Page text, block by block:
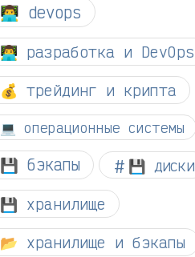
👨‍💻 devops
👨‍💻 разработка и DevOps
💰 трейдинг и крипта
💻 операционные системы
💾 бэкапы 💾 диски
💾 хранилище
📂 хранилище и бэкапы